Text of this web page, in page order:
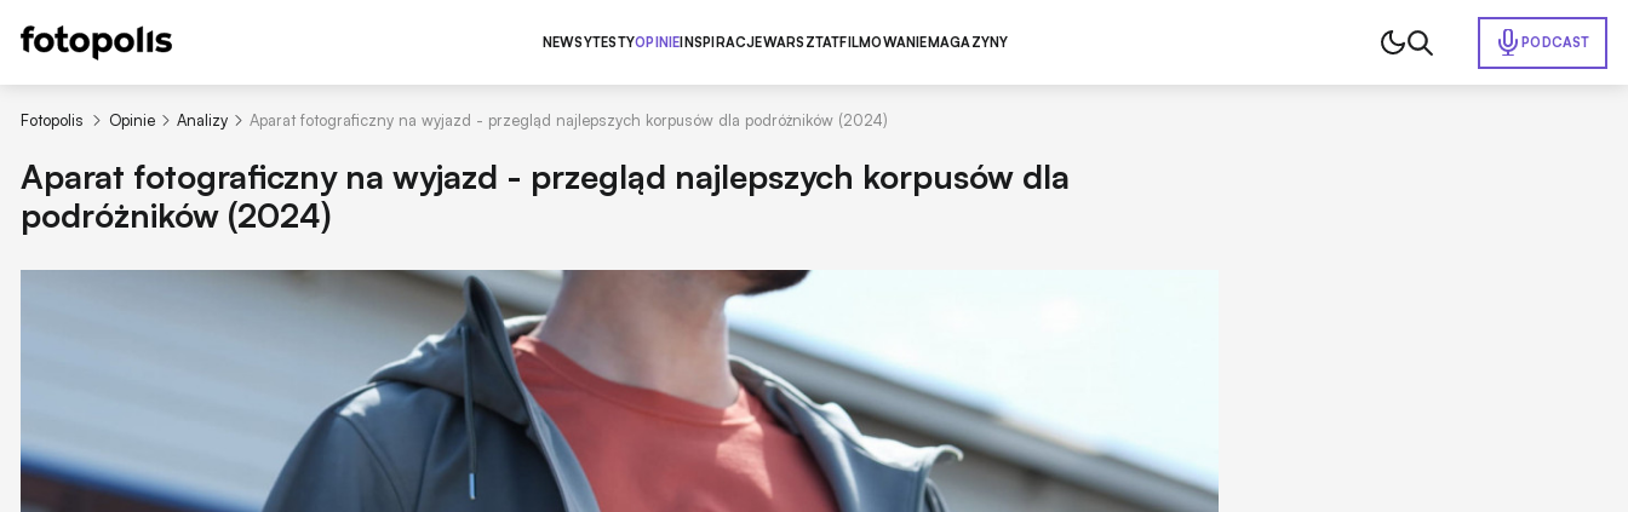
NEWSYTESTYOPINIEINSPIRACJEWARSZTATFILMOWANIEMAGAZYNY PODCAST
Fotopolis Opinie Analizy Aparat fotograficzny na wyjazd - przegląd najlepszych korpusów dla podróżników (2024)
Aparat fotograficzny na wyjazd - przegląd najlepszych korpusów dla
podróżników (2024)